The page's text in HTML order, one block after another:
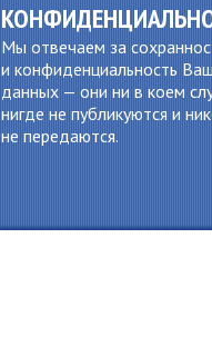
Мы отвечаем за
и конфиденциальность
данных — они ни в коем
нигде не публикуются и
не передаются.